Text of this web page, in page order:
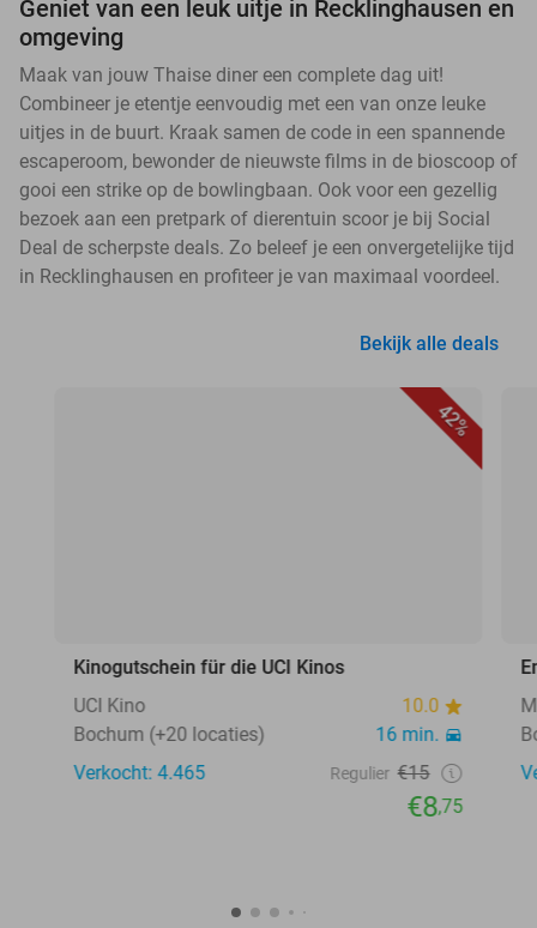
Geniet van een leuk uitje in Recklinghausen en
omgeving
Maak van jouw Thaise diner een complete dag uit!
Combineer je etentje eenvoudig met een van onze leuke
uitjes in de buurt. Kraak samen de code in een spannende
escaperoom, bewonder de nieuwste films in de bioscoop of
gooi een strike op de bowlingbaan. Ook voor een gezellig
bezoek aan een pretpark of dierentuin scoor je bij Social
Deal de scherpste deals. Zo beleef je een onvergetelijke tijd
in Recklinghausen en profiteer je van maximaal voordeel.
Bekijk alle deals
42%
Kinogutschein für die UCI Kinos
UCI Kino
10.0
Bochum (+20 locaties)
16 min.
Verkocht: 4.465
Regulier €15
€8,75